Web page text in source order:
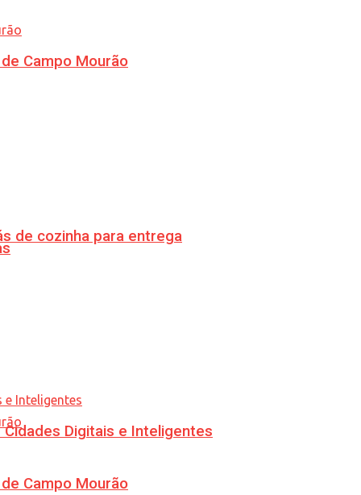
de cozinha para entrega
Campo Mourão
Campo Mourão
Digitais e Inteligentes